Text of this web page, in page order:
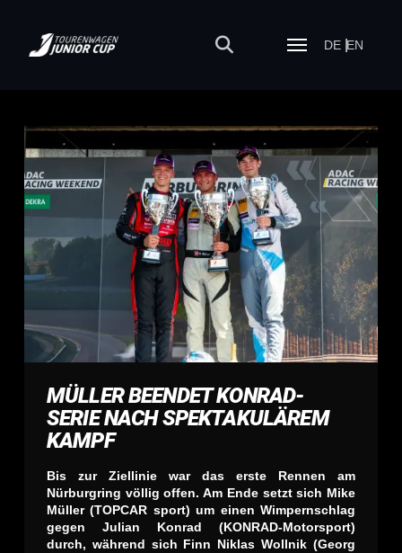
DE EN
MÜLLER BEENDET KONRAD-
SERIE NACH SPEKTAKULÄREM
KAMPF
Bis zur Ziellinie war das erste Rennen am
Nürburgring völlig offen. Am Ende setzt sich Mike
Müller (TOPCAR sport) um einen Wimpernschlag
gegen Julian Konrad (KONRAD-Motorsport)
durch, während sich Finn Niklas Wollnik (Georg